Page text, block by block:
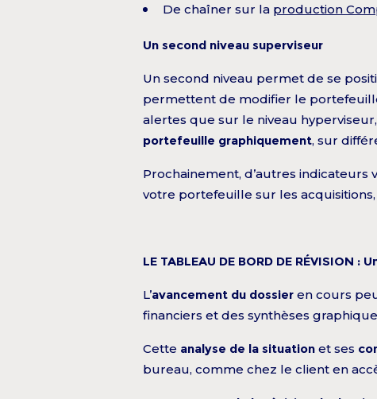
De chaîner sur la production
Un second niveau superviseur
Un second niveau permet de se
permettent de modifier le
alertes que sur le niveau
portefeuille graphiquement, sur
Prochainement, d’autres indicateurs
votre portefeuille sur les acquisitions,
LE TABLEAU DE BORD DE RÉVISION :
L’avancement du dossier en cours
financiers et des synthèses
Cette analyse de la situation et ses
bureau, comme chez le client en